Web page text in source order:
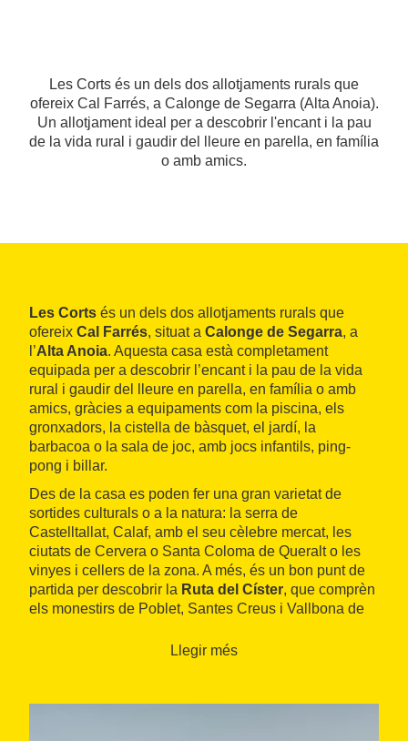
Les Corts és un dels dos allotjaments rurals que
ofereix Cal Farrés, a Calonge de Segarra (Alta Anoia).
Un allotjament ideal per a descobrir l'encant i la pau
de la vida rural i gaudir del lleure en parella, en família
o amb amics.
Les Corts és un dels dos allotjaments rurals que
ofereix Cal Farrés, situat a Calonge de Segarra, a
l’Alta Anoia. Aquesta casa està completament
equipada per a descobrir l’encant i la pau de la vida
rural i gaudir del lleure en parella, en família o amb
amics, gràcies a equipaments com la piscina, els
gronxadors, la cistella de bàsquet, el jardí, la
barbacoa o la sala de joc, amb jocs infantils, ping-
pong i billar.
Des de la casa es poden fer una gran varietat de
sortides culturals o a la natura: la serra de
Castelltallat, Calaf, amb el seu cèlebre mercat, les
ciutats de Cervera o Santa Coloma de Queralt o les
vinyes i cellers de la zona. A més, és un bon punt de
partida per descobrir la Ruta del Císter, que comprèn
els monestirs de Poblet, Santes Creus i Vallbona de
Llegir més